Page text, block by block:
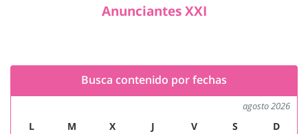
Anunciantes XXI
Busca contenido por fechas
agosto 2026
L M X J V S
D